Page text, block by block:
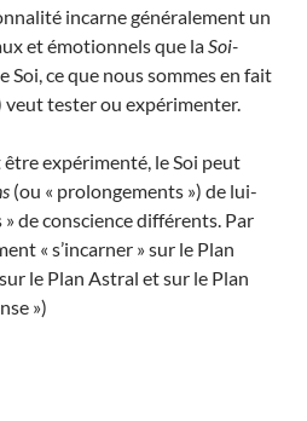
incarne généralement un
et émotionnels que la Soi-
Soi, ce que nous sommes en fait
tester ou expérimenter.
être expérimenté, le Soi peut
(ou « prolongements ») de lui-
de conscience différents. Par
« s’incarner » sur le Plan
le Plan Astral et sur le Plan
»)